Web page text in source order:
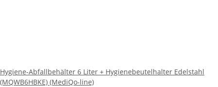
Hygiene-Abfallbehälter 6 Liter + Hygienebeutelhalter Edelstahl
(MQWB6HBKE) (MediQo-line)